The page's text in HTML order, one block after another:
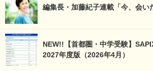
編集長・加藤紀子連載「今、会い
NEW!!【首都圏・中学受験】
2027年度版（2026年4月）